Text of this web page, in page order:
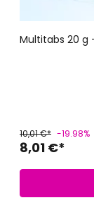
Multitabs 20 g
8,01 €*
10,01 €* -19.98%